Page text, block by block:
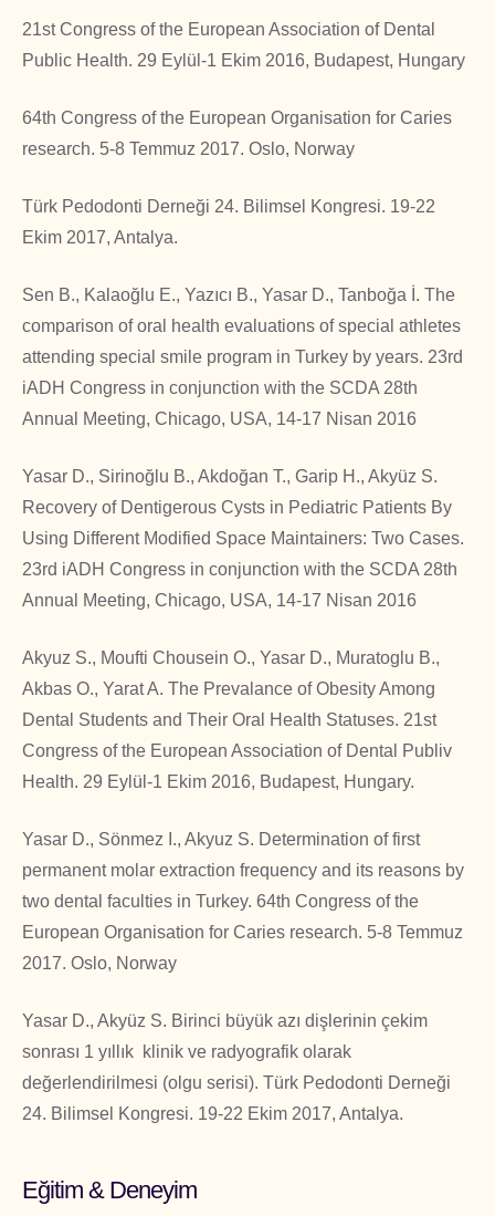
21st Congress of the European Association of Dental
Public Health. 29 Eylül-1 Ekim 2016, Budapest, Hungary
64th Congress of the European Organisation for Caries
research. 5-8 Temmuz 2017. Oslo, Norway
Türk Pedodonti Derneği 24. Bilimsel Kongresi. 19-22
Ekim 2017, Antalya.
Sen B., Kalaoğlu E., Yazıcı B., Yasar D., Tanboğa İ. The
comparison of oral health evaluations of special athletes
attending special smile program in Turkey by years. 23rd
iADH Congress in conjunction with the SCDA 28th
Annual Meeting, Chicago, USA, 14-17 Nisan 2016
Yasar D., Sirinoğlu B., Akdoğan T., Garip H., Akyüz S.
Recovery of Dentigerous Cysts in Pediatric Patients By
Using Different Modified Space Maintainers: Two Cases.
23rd iADH Congress in conjunction with the SCDA 28th
Annual Meeting, Chicago, USA, 14-17 Nisan 2016
Akyuz S., Moufti Chousein O., Yasar D., Muratoglu B.,
Akbas O., Yarat A. The Prevalance of Obesity Among
Dental Students and Their Oral Health Statuses. 21st
Congress of the European Association of Dental Publiv
Health. 29 Eylül-1 Ekim 2016, Budapest, Hungary.
Yasar D., Sönmez I., Akyuz S. Determination of first
permanent molar extraction frequency and its reasons by
two dental faculties in Turkey. 64th Congress of the
European Organisation for Caries research. 5-8 Temmuz
2017. Oslo, Norway
Yasar D., Akyüz S. Birinci büyük azı dişlerinin çekim
sonrası 1 yıllık klinik ve radyografik olarak
değerlendirilmesi (olgu serisi). Türk Pedodonti Derneği
24. Bilimsel Kongresi. 19-22 Ekim 2017, Antalya.
Eğitim & Deneyim